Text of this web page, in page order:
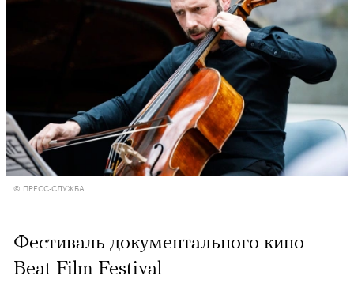
© ПРЕСС-СЛУЖБА
Фестиваль документального кино
Beat Film Festival